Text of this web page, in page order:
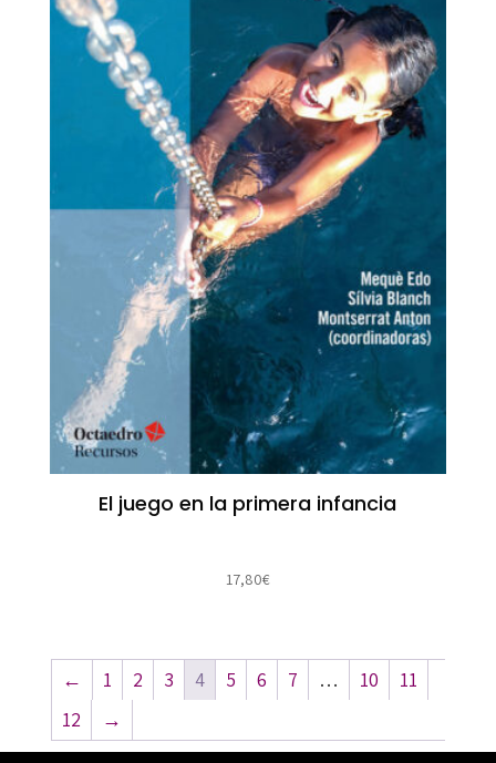
El juego en la primera infancia
17,80€
← 1 2 3 4 5 6 7 … 10
11
12
→